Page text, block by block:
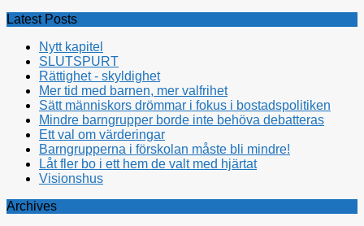
Latest Posts
Nytt kapitel
SLUTSPURT
Rättighet - skyldighet
Mer tid med barnen, mer valfrihet
Sätt människors drömmar i fokus i bostadspolitiken
Mindre barngrupper borde inte behöva debatteras
Ett val om värderingar
Barngrupperna i förskolan måste bli mindre!
Låt fler bo i ett hem de valt med hjärtat
Visionshus
Archives